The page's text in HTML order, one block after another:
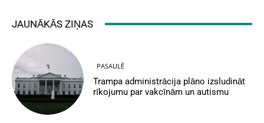
JAUNĀKĀS ZIŅAS
PASAULĒ
Trampa administrācija plāno izsludināt
rīkojumu par vakcīnām un autismu